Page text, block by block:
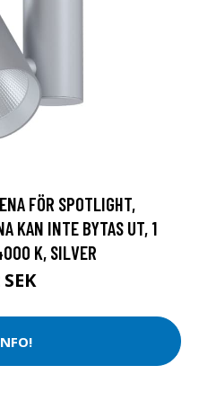
FÖR SPOTLIGHT,
KAN INTE BYTAS UT, 1
K, SILVER